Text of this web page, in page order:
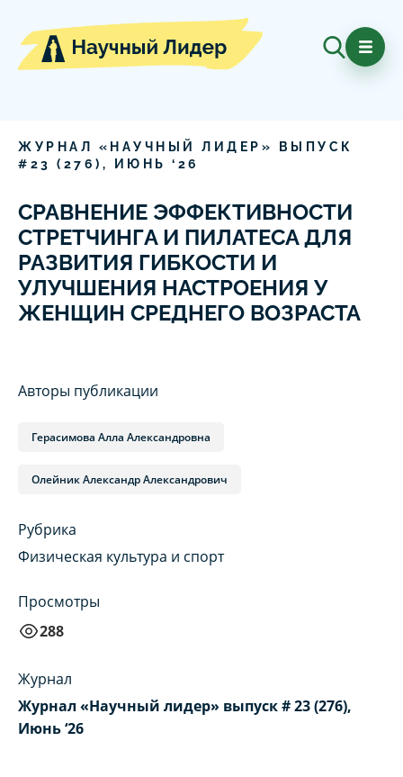
ЖУРНАЛ «НАУЧНЫЙ ЛИДЕР» ВЫПУСК
# 23 ( 276 ), ИЮНЬ ‘ 26
СРАВНЕНИЕ ЭФФЕКТИВНОСТИ
СТРЕТЧИНГА И ПИЛАТЕСА ДЛЯ
РАЗВИТИЯ ГИБКОСТИ И
УЛУЧШЕНИЯ НАСТРОЕНИЯ У
ЖЕНЩИН СРЕДНЕГО ВОЗРАСТА
Авторы публикации
Герасимова Алла Александровна
Олейник Александр Александрович
Рубрика
Физическая культура и спорт
Просмотры
288
Журнал
Журнал «Научный лидер» выпуск # 23 (276),
Июнь ‘26